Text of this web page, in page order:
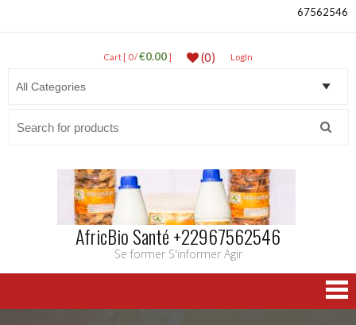
67562546
Cart [ 0 /€0.00] (0) LogIn
AfricBio Santé +22967562546
Se former S'informer Agir